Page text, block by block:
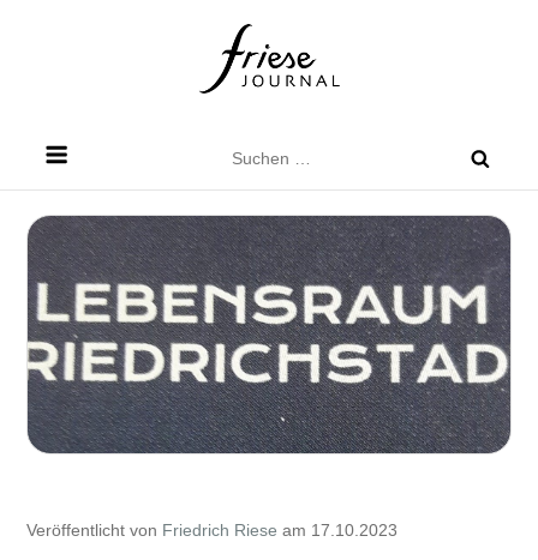
nach:
Veröffentlicht von Friedrich Riese am 17.10.2023